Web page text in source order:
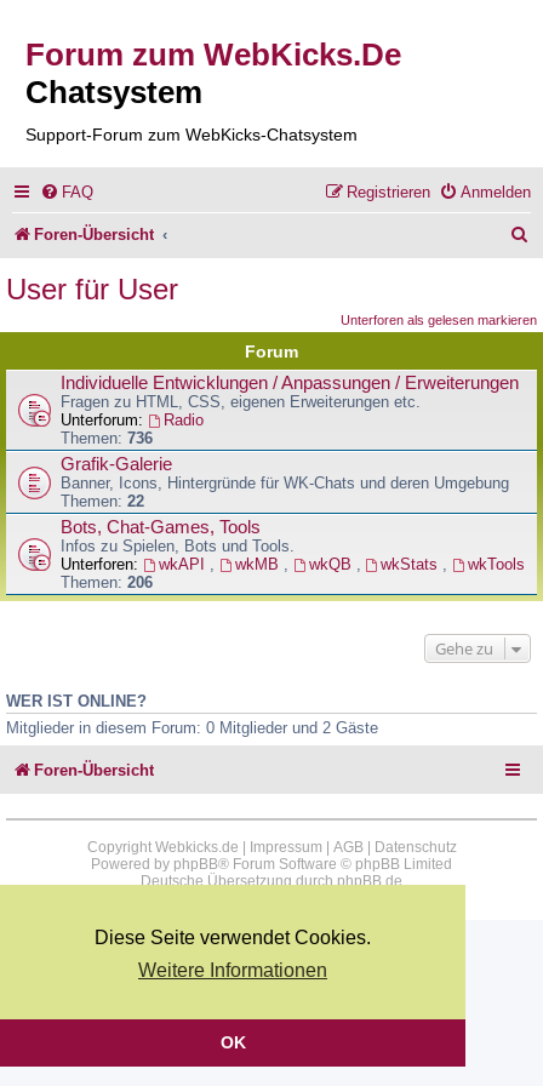
Diese Seite verwendet Cookies.
Weitere Informationen
OK
Forum zum WebKicks.De
Chatsystem
Support-Forum zum WebKicks-Chatsystem
FAQ Anmelden
Registrieren
Foren-Übersicht
e
User für User
Unterforen als gelesen markieren
Forum
Individuelle Entwicklungen / Anpassungen / Erweiterungen
Fragen zu HTML, CSS, eigenen Erweiterungen etc.
Unterforum:
Radio
Themen: 736
Grafik-Galerie
Banner, Icons, Hintergründe für WK-Chats und deren Umgebung
Themen: 22
Bots, Chat-Games, Tools
Infos zu Spielen, Bots und Tools.
Unterforen:
wkAPI wkMB wkQB wkStats
wkTools
Themen: 206
Gehe zu
WER IST ONLINE?
Mitglieder in diesem Forum: 0 Mitglieder und 2 Gäste
Foren-Übersicht
Copyright Webkicks.de | Impressum AGB|
Datenschutz
Powered by phpBB® Forum Software © phpBB Limited
Deutsche Übersetzung durchphpBB.de